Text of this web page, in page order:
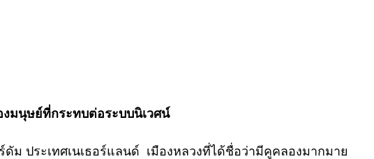
มนุษย์ที่กระทบต่อระบบนิเวศน์
ม ประเทศเนเธอร์แลนด์  เมืองหลวงที่ได้ชื่อว่ามีคูคลองมากมาย